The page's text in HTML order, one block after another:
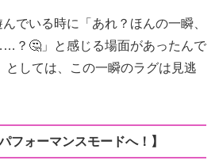
でいる時に「あれ？ほんの一瞬、
？🤔」と感じる場面があったんで
としては、この一瞬のラグは見逃
フォーマンスモードへ！】